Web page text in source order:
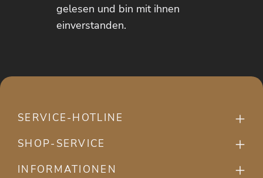
gelesen und bin mit ihnen
einverstanden.
SERVICE-HOTLINE
SHOP-SERVICE
INFORMATIONEN